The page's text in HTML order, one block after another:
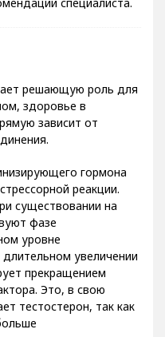
здоровье в
зависит от
реакции.
существовании на
фазе
уровне
увеличении
прекращением
Это, в свою
тестостерон, так как